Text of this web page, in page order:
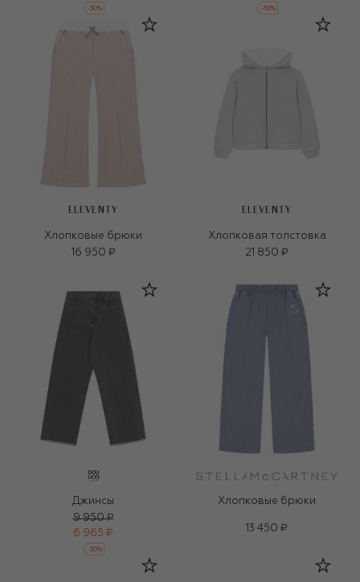
-30% -30%
ELEVENTY
Хлопковые брюки
16 950 ₽
ELEVENTY
Хлопковая толстовка
21 850 ₽
Джинсы
9 950 ₽
6 965 ₽
-30%
Хлопковые брюки
13 450 ₽